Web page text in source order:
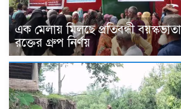
এক মেলায় মিলছে প্রতিবন্ধী
রক্তের গ্রুপ নির্ণয়